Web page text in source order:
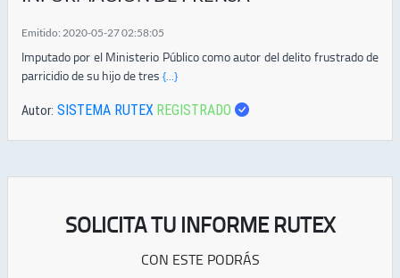
Emitido: 2020-05-27 02:58:05
Imputado por el Ministerio Público como autor del delito frustrado de
parricidio de su hijo de tres {...}
Autor: SISTEMA RUTEX REGISTRADO
SOLICITA TU INFORME RUTEX
CON ESTE PODRÁS